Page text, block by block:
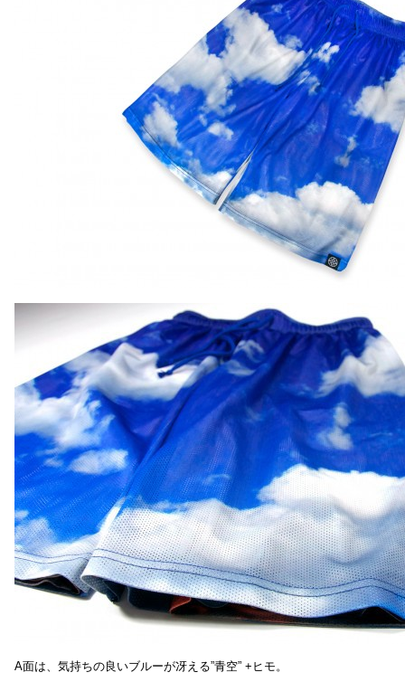
A面は、気持ちの良いブルーが冴える”青空” +ヒモ。